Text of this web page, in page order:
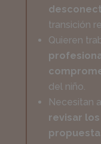
transición
Quieren
del niño.
Necesitan
revisar